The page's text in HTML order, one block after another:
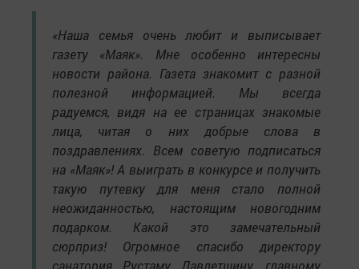
«Наша семья очень любит и выписывает
газету «Маяк». Мне особенно интересны
новости района. Газета знакомит с разной
полезной информацией. Мы всегда
радуемся, видя на ее страницах знакомые
лица, читая о них добрые слова в
поздравлениях. Всем советую подписаться
на «Маяк»! А выиграть в конкурсе и получить
такую путевку для меня стало полной
неожиданностью, настоящим новогодним
подарком. Какой это замечательный
сюрприз! Огромное спасибо директору
санатория Рустаму Давлетшину, главному